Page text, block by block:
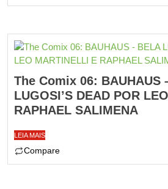
The Comix 06: BAUHAUS
LUGOSI’S DEAD POR
RAPHAEL SALIMENA
LEIA MAIS
Compare